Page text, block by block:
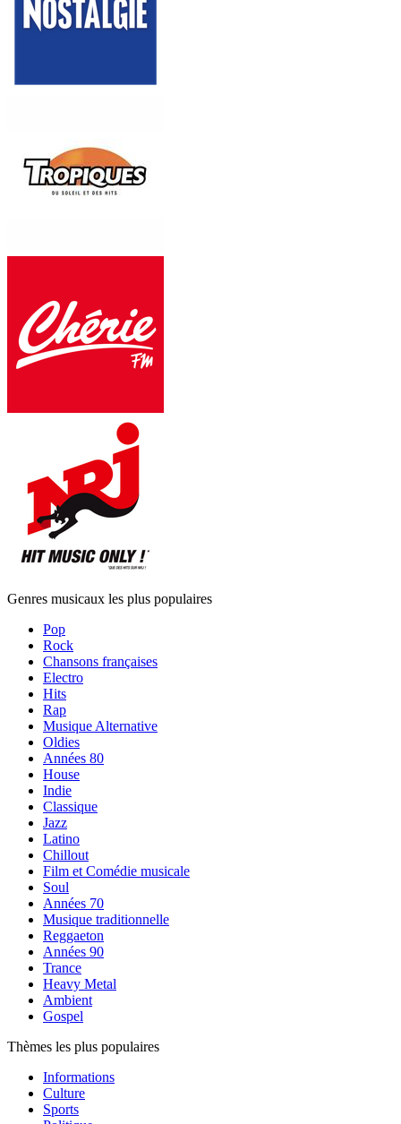
Genres musicaux les plus populaires
Pop
Rock
Chansons françaises
Electro
Hits
Rap
Musique Alternative
Oldies
Années 80
House
Indie
Classique
Jazz
Latino
Chillout
Film et Comédie musicale
Soul
Années 70
Musique traditionnelle
Reggaeton
Années 90
Trance
Heavy Metal
Ambient
Gospel
Thèmes les plus populaires
Informations
Culture
Sports